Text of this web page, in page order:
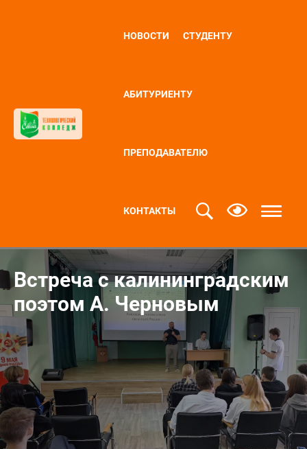
НОВОСТИ СТУДЕНТУ
АБИТУРИЕНТУ
ПРЕПОДАВАТЕЛЮ
КОНТАКТЫ
Встреча с калининградским
поэтом А. Черновым